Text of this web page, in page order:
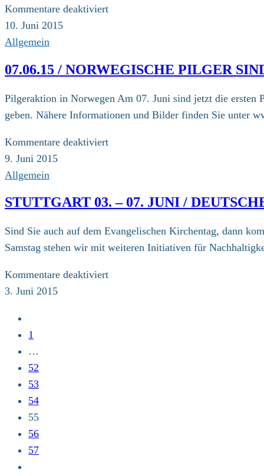
Kommentare deaktiviertfür
der
Deutschland
10. Juni 2015
Allgemein
07.06.15 / NORWEGISCHE PILGER
Pilgeraktion in Norwegen Am 07. Juni sind jetzt die ersten
geben. Nähere Informationen und Bilder finden Sie unter
Kommentare deaktiviertfür
Pilger
Weg
9. Juni 2015
Allgemein
STUTTGART 03. – 07. JUNI /
Sind Sie auch auf dem Evangelischen Kirchentag, dann
Samstag stehen wir mit weiteren Initiativen für
Kommentare deaktiviertfür
3. Juni 2015
vorherigen
Seite
1
…
52
53
54
55
56
57